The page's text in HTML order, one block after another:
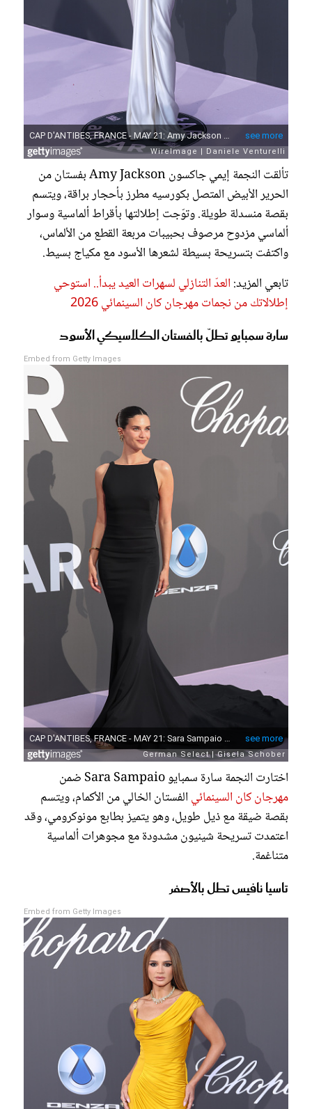
تألقت النجمة إيمي جاكسون Amy Jackson بفستان من
الحرير الأبيض المتصل بكورسيه مطرز بأحجار براقة، ويتسم
بقصة منسدلة طويلة. وتوّجت إطلالتها بأقراط ألماسية وسوار
ألماسي مزدوح مرصوف بحبيبات مربعة القطع من الألماس،
واكتفت بتسريحة بسيطة لشعرها الأسود مع مكياج بسيط.
تابعي المزيد: العدّ التنازلي لسهرات العيد يبدأ.. استوحي
إطلالاتك من نجمات مهرجان كان السينمائي 2026
سارة سمبايو تطلّ بالفستان الكلاسيكي الأسود
Embed from Getty Images
اختارت النجمة سارة سمبايو Sara Sampaio ضمن
مهرجان كان السينمائي الفستان الخالي من الأكمام، ويتسم
بقصة ضيقة مع ذيل طويل، وهو يتميز بطابع مونوكرومي، وقد
اعتمدت تسريحة شينيون مشدودة مع مجوهرات ألماسية
متناغمة.
تاسيا نافيس تطل بالأصفر
Embed from Getty Images